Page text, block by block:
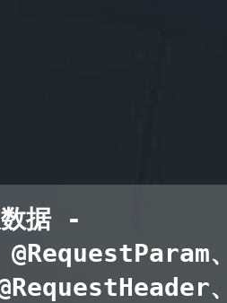
数据 -
、
、